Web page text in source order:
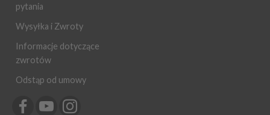
pytania
Wysyłka i Zwroty
Informacje dotyczące
zwrotów
Odstąp od umowy